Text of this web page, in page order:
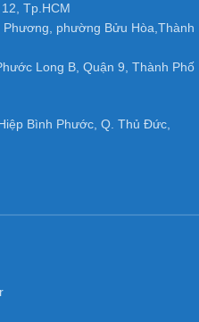
Tp.HCM
phường Bửu Hòa,Thành
Long B, Quận 9, Thành Phố
Bình Phước, Q. Thủ Đức,